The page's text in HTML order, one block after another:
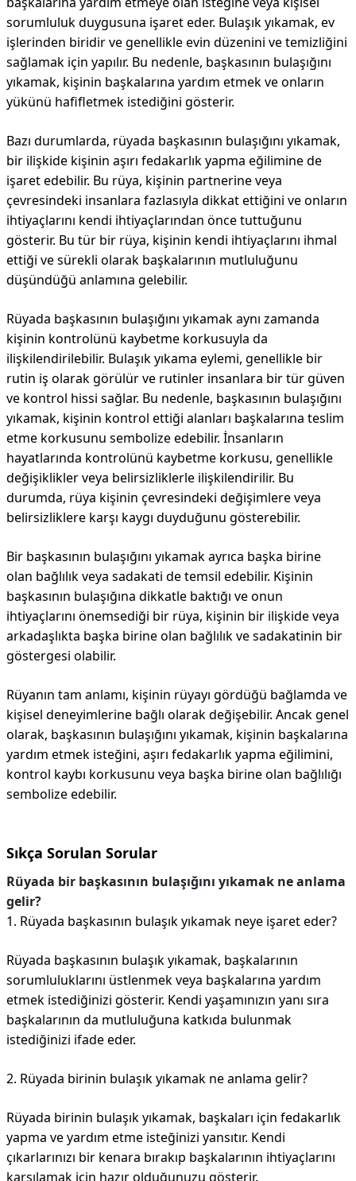
sorumluluk duygusuna işaret eder. Bulaşık yıkamak, ev
işlerinden biridir ve genellikle evin düzenini ve temizliğini
sağlamak için yapılır. Bu nedenle, başkasının bulaşığını
yıkamak, kişinin başkalarına yardım etmek ve onların
yükünü hafifletmek istediğini gösterir.
Bazı durumlarda, rüyada başkasının bulaşığını yıkamak,
bir ilişkide kişinin aşırı fedakarlık yapma eğilimine de
işaret edebilir. Bu rüya, kişinin partnerine veya
çevresindeki insanlara fazlasıyla dikkat ettiğini ve onların
ihtiyaçlarını kendi ihtiyaçlarından önce tuttuğunu
gösterir. Bu tür bir rüya, kişinin kendi ihtiyaçlarını ihmal
ettiği ve sürekli olarak başkalarının mutluluğunu
düşündüğü anlamına gelebilir.
Rüyada başkasının bulaşığını yıkamak aynı zamanda
kişinin kontrolünü kaybetme korkusuyla da
ilişkilendirilebilir. Bulaşık yıkama eylemi, genellikle bir
rutin iş olarak görülür ve rutinler insanlara bir tür güven
ve kontrol hissi sağlar. Bu nedenle, başkasının bulaşığını
yıkamak, kişinin kontrol ettiği alanları başkalarına teslim
etme korkusunu sembolize edebilir. İnsanların
hayatlarında kontrolünü kaybetme korkusu, genellikle
değişiklikler veya belirsizliklerle ilişkilendirilir. Bu
durumda, rüya kişinin çevresindeki değişimlere veya
belirsizliklere karşı kaygı duyduğunu gösterebilir.
Bir başkasının bulaşığını yıkamak ayrıca başka birine
olan bağlılık veya sadakati de temsil edebilir. Kişinin
başkasının bulaşığına dikkatle baktığı ve onun
ihtiyaçlarını önemsediği bir rüya, kişinin bir ilişkide veya
arkadaşlıkta başka birine olan bağlılık ve sadakatinin bir
göstergesi olabilir.
Rüyanın tam anlamı, kişinin rüyayı gördüğü bağlamda ve
kişisel deneyimlerine bağlı olarak değişebilir. Ancak genel
olarak, başkasının bulaşığını yıkamak, kişinin başkalarına
yardım etmek isteğini, aşırı fedakarlık yapma eğilimini,
kontrol kaybı korkusunu veya başka birine olan bağlılığı
sembolize edebilir.
Sıkça Sorulan Sorular
Rüyada bir başkasının bulaşığını yıkamak ne anlama
gelir?
1. Rüyada başkasının bulaşık yıkamak neye işaret eder?
Rüyada başkasının bulaşık yıkamak, başkalarının
sorumluluklarını üstlenmek veya başkalarına yardım
etmek istediğinizi gösterir. Kendi yaşamınızın yanı sıra
başkalarının da mutluluğuna katkıda bulunmak
istediğinizi ifade eder.
2. Rüyada birinin bulaşık yıkamak ne anlama gelir?
Rüyada birinin bulaşık yıkamak, başkaları için fedakarlık
yapma ve yardım etme isteğinizi yansıtır. Kendi
çıkarlarınızı bir kenara bırakıp başkalarının ihtiyaçlarını
karşılamak için hazır olduğunuzu gösterir.